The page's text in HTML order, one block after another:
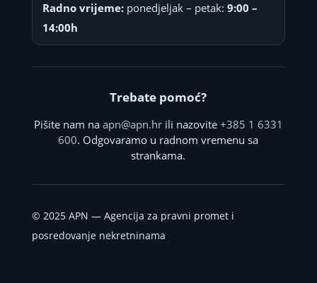
Radno vrijeme:ponedjeljak – petak: 9:00 –
14:00h
Trebate pomoć?
Pišite nam na apn@apn.hrili nazovite +385 1 6331
600. Odgovaramo u radnom vremenu sa
strankama.
© 2025APN — Agencija za pravni promet i
posredovanje nekretninama